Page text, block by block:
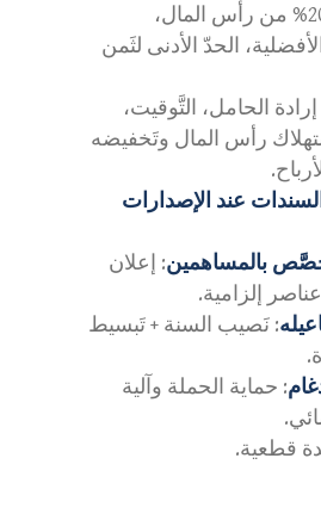
العادية، عتبة 200% من رأس المال،
الحدّ الأدنى لثَمن
إرادة الحامل، التَّوقيت،
رأس المال وتَخفيضه
عند الإصدارات
بالمساهمين: إعلان
إلزامية.
: نَصيب السنة + تَبسيط
: حماية الحملة وآلية
قطعية.